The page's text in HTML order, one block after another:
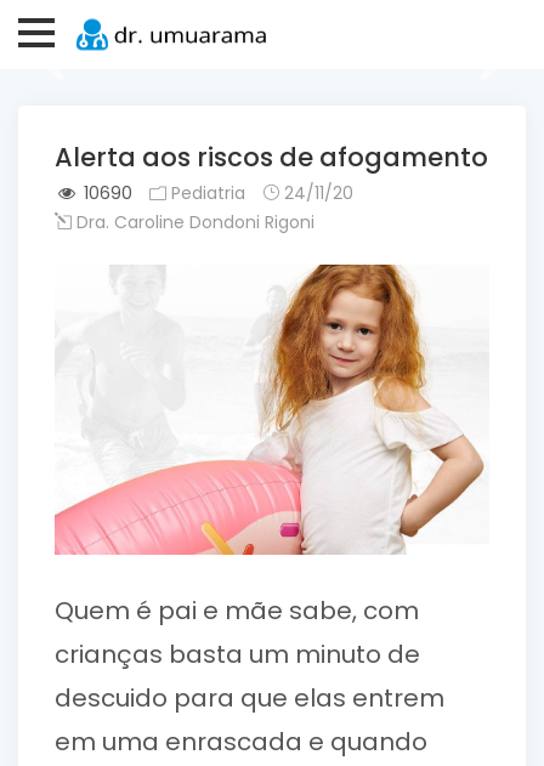
Alerta aos riscos de afogamento
10690 Pediatria
24/11/20
Dra. Caroline Dondoni Rigoni
Quem é pai e mãe sabe, com
crianças basta um minuto de
descuido para que elas entrem
em uma enrascada e quando